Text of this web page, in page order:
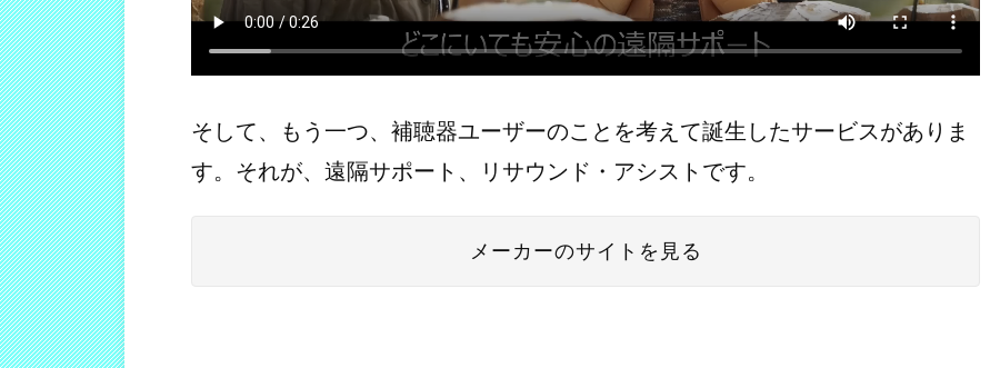
そして、もう一つ、補聴器ユーザーのことを考えて誕生したサービスがありま
す。それが、遠隔サポート、リサウンド・アシストです。
メーカーのサイトを見る